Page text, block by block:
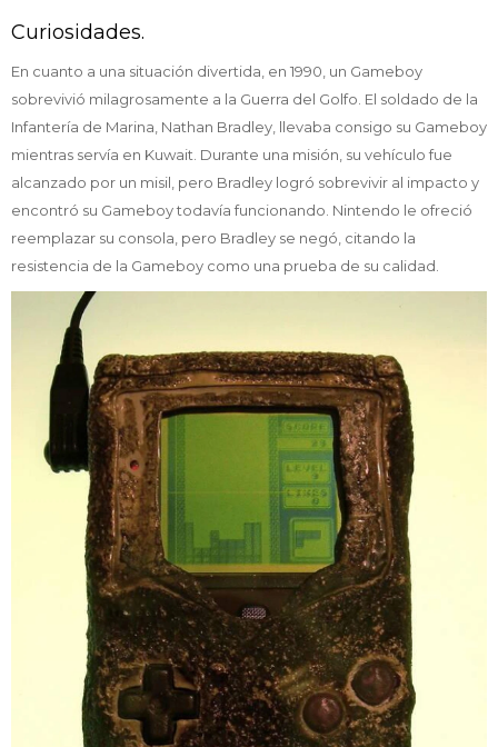
Curiosidades.
En cuanto a una situación divertida, en 1990, un Gameboy
sobrevivió milagrosamente a la Guerra del Golfo. El soldado de la
Infantería de Marina, Nathan Bradley, llevaba consigo su Gameboy
mientras servía en Kuwait. Durante una misión, su vehículo fue
alcanzado por un misil, pero Bradley logró sobrevivir al impacto y
encontró su Gameboy todavía funcionando. Nintendo le ofreció
reemplazar su consola, pero Bradley se negó, citando la
resistencia de la Gameboy como una prueba de su calidad.